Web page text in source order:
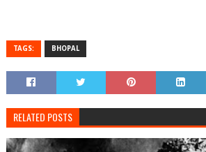
TAGS: BHOPAL
RELATED POSTS